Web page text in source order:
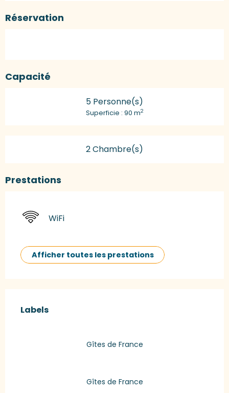
Réservation
Capacité
5 Personne(s)
Superficie : 90 m2
2 Chambre(s)
Prestations
WiFi
Afficher toutes les prestations
Labels
Labels
Gîtes de France
Gîtes de France